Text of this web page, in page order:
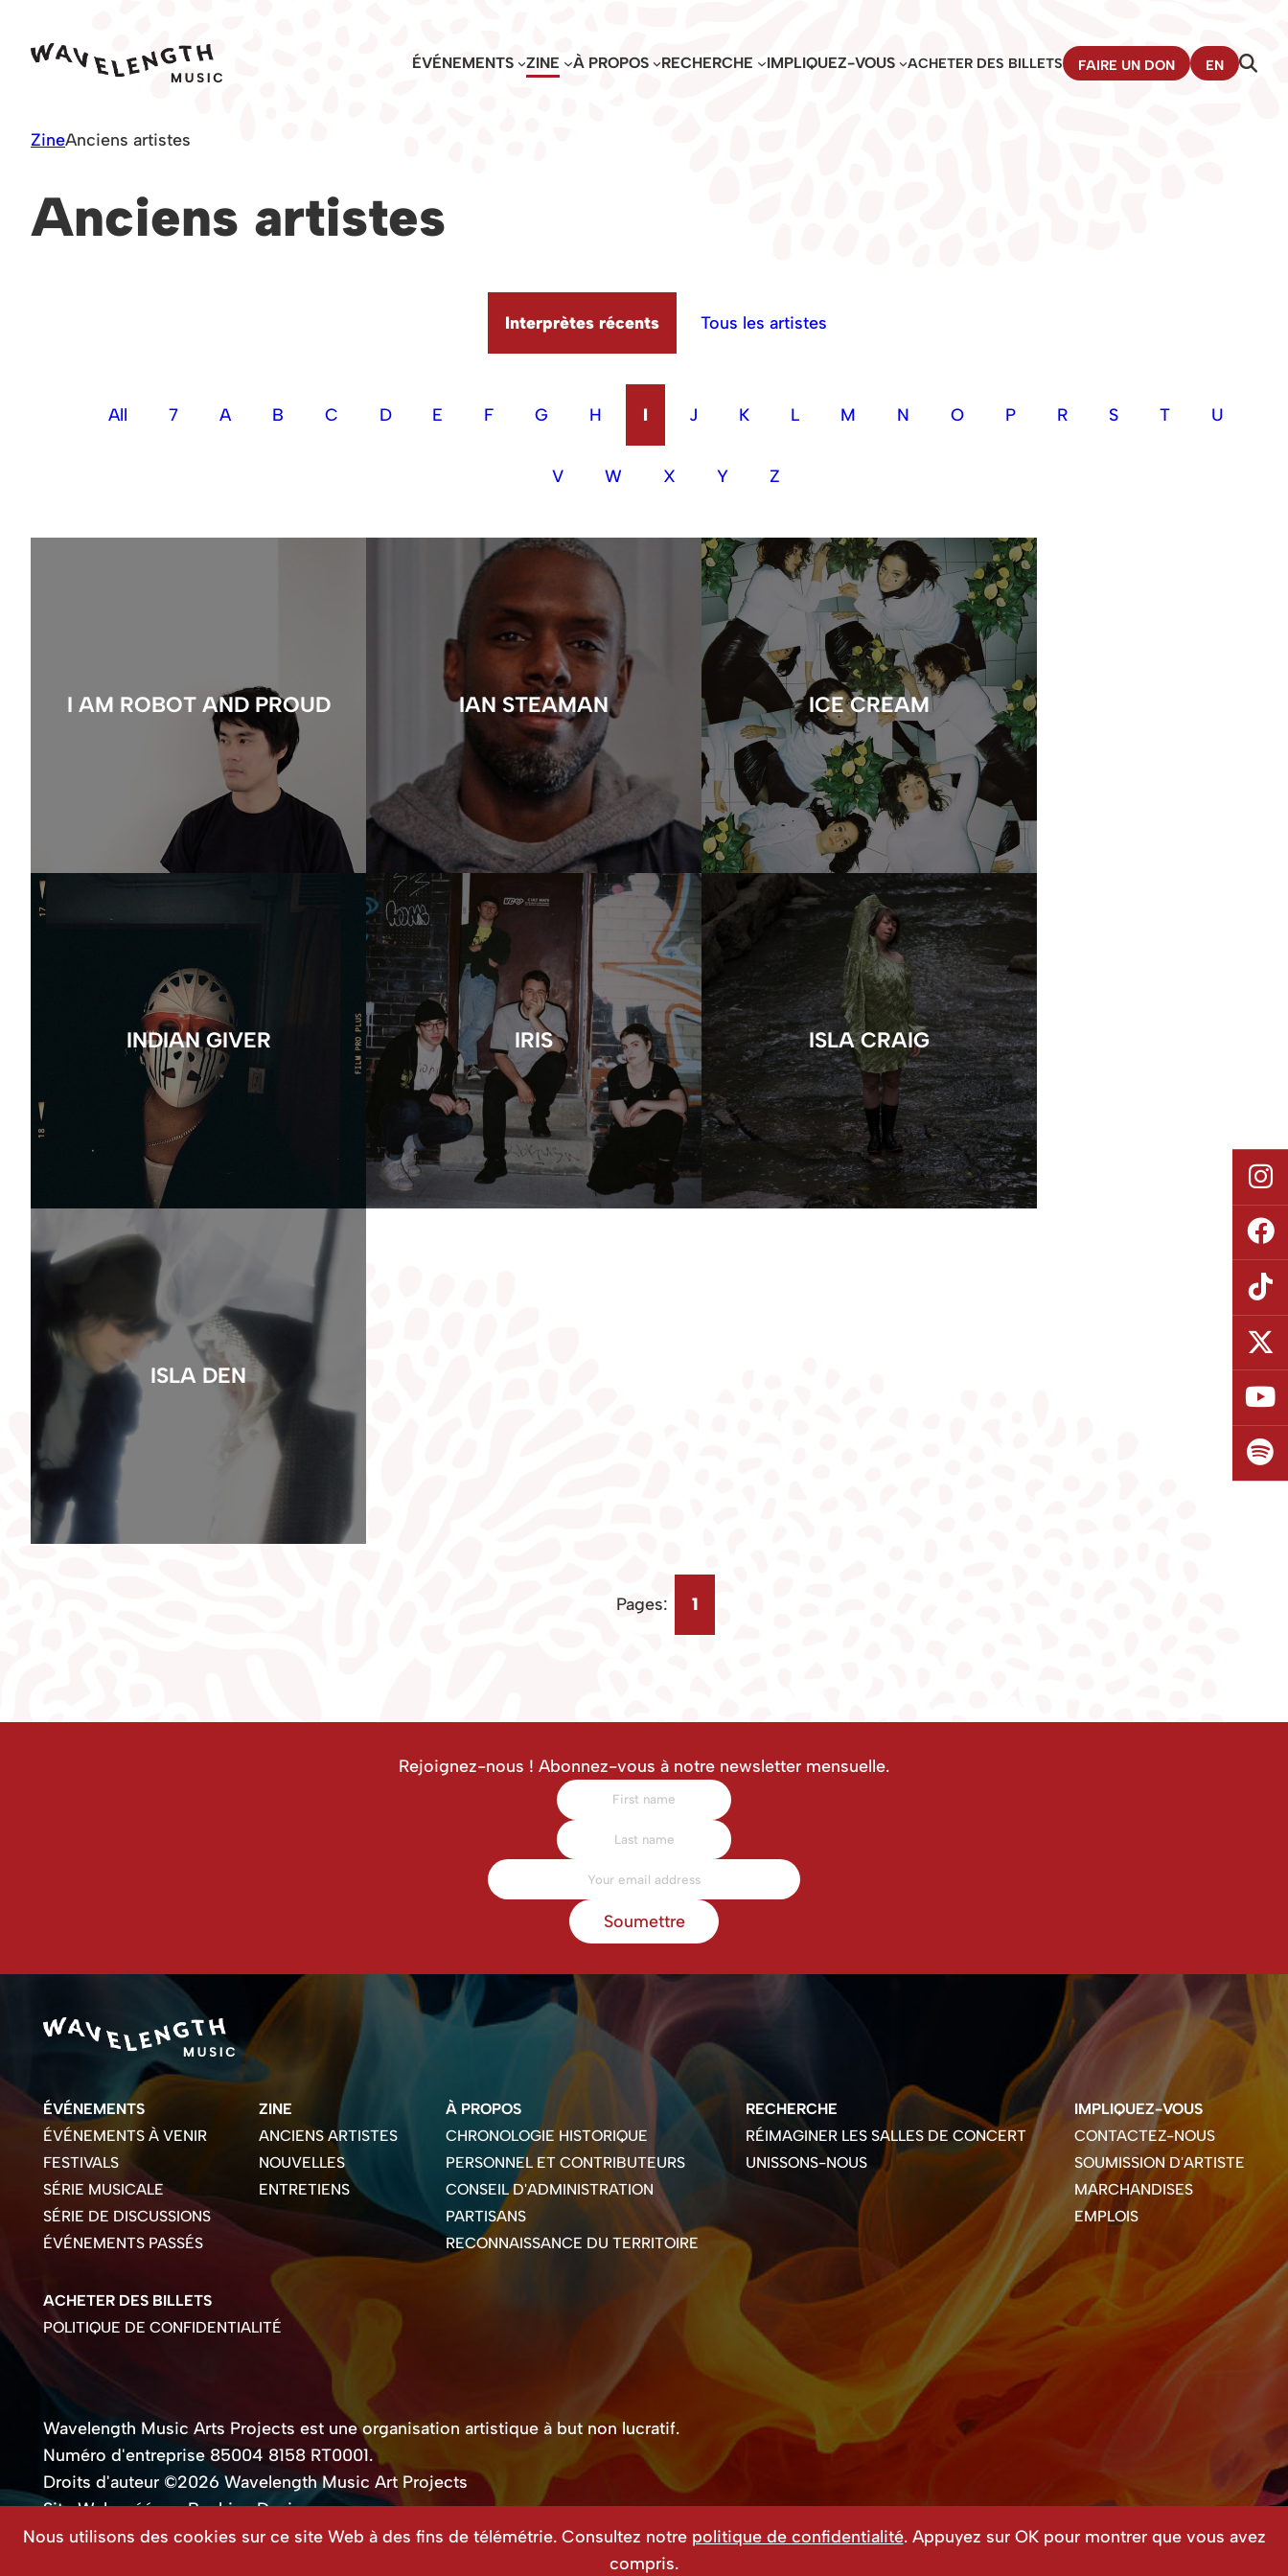
content
ÉVÉNEMENTS ZINE À PROPOS RECHERCHE IMPLIQUEZ-VOUS ACHETER DES BILLETS FAIRE UN DON EN
ZineAnciens artistes
Anciens artistes
Interprètes récents Tous les artistes
All 7 A B C D E F G H I J K L M N O P R S T U
V W X Y Z
I AM ROBOT AND PROUD IAN STEAMAN ICE CREAM
INDIAN GIVER IRIS ISLA CRAIG
ISLA DEN
Pages: 1
Rejoignez-nous ! Abonnez-vous à notre newsletter mensuelle.
Soumettre
ÉVÉNEMENTS
ÉVÉNEMENTS À VENIR
FESTIVALS
SÉRIE MUSICALE
SÉRIE DE DISCUSSIONS
ÉVÉNEMENTS PASSÉS
ZINE
ANCIENS ARTISTES
NOUVELLES
ENTRETIENS
À PROPOS
CHRONOLOGIE HISTORIQUE
PERSONNEL ET CONTRIBUTEURS
CONSEIL D'ADMINISTRATION
PARTISANS
RECONNAISSANCE DU TERRITOIRE
RECHERCHE
RÉIMAGINER LES SALLES DE CONCERT
UNISSONS-NOUS
IMPLIQUEZ-VOUS
CONTACTEZ-NOUS
SOUMISSION D'ARTISTE
MARCHANDISES
EMPLOIS
ACHETER DES BILLETS
POLITIQUE DE CONFIDENTIALITÉ
Wavelength Music Arts Projects est une organisation artistique à but non lucratif.
Numéro d'entreprise 85004 8158 RT0001.
Droits d'auteur ©2026 Wavelength Music Art Projects
Site Web créé par Beehive Design.
Nous utilisons des cookies sur ce site Web à des fins de télémétrie. Consultez notre politique de confidentialité. Appuyez sur OK pour montrer que vous avez
compris.